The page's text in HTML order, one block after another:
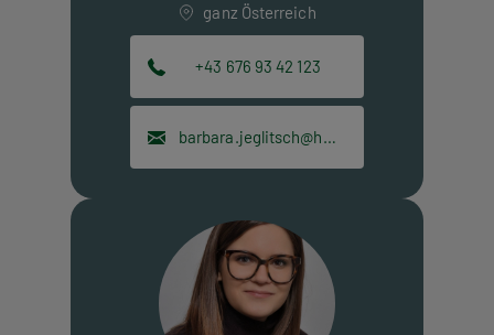
ganz Österreich
+43 676 93 42 123
barbara.jeglitsch@hpt.at